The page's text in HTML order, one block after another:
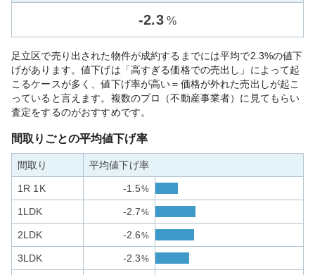
-2.3 %
足立区で売り出された物件が成約するまでには平均で2.3%の値下
げがあります。値下げは「高すぎる価格での売出し」によって起
こるケースが多く、値下げ率が高い＝価格が外れた売出しが起こ
っていると言えます。複数のプロ（不動産事業者）に見てもらい
査定をするのがおすすめです。
間取りごとの平均値下げ率
間取り 平均値下げ率
1R 1K -1.5%
1LDK -2.7%
2LDK -2.6%
3LDK -2.3%